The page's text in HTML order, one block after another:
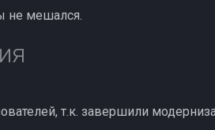
не мешался.
т.к. завершили